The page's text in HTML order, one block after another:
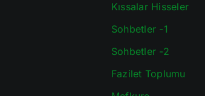
Kıssalar Hisseler
Sohbetler -1
Sohbetler -2
Fazilet Toplumu